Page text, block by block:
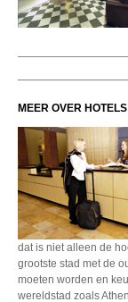
MEER OVER
dat is niet alleen de
grootste stad met de
moeten worden en
wereldstad zoals